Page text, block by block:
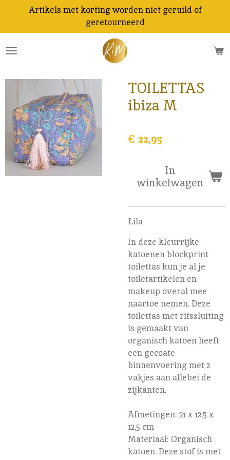
naar
de
Artikels met korting worden niet geruild of
geretourneerd
TOILETTAS
ibiza M
€ 22,95
In
winkelwagen
Lila
In deze kleurrijke
katoenen blockprint
toilettas kun je al je
toiletartikelen en
makeup overal mee
naartoe nemen. Deze
toilettas met ritssluiting
is gemaakt van
organisch katoen heeft
een gecoate
binnenvoering met 2
vakjes aan allebei de
zijkanten.
Afmetingen: 21 x 12,5 x
12,5 cm
Materiaal: Organisch
katoen. Deze stof is met